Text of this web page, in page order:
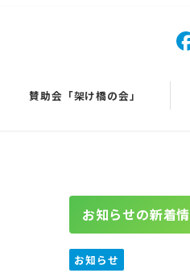
賛助会「架け橋の会」
お知らせの新着
お知らせ